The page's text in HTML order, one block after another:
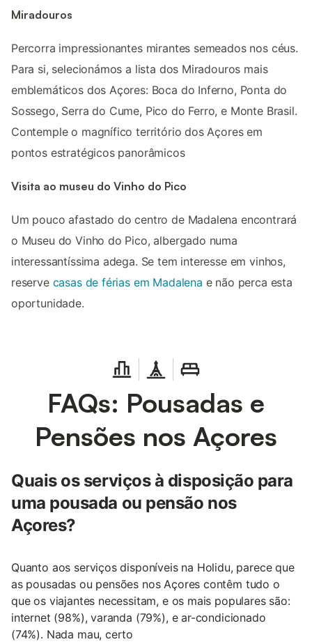
Miradouros
Percorra impressionantes mirantes semeados nos céus.
Para si, selecionámos a lista dos Miradouros mais
emblemáticos dos Açores: Boca do Inferno, Ponta do
Sossego, Serra do Cume, Pico do Ferro, e Monte Brasil.
Contemple o magnífico território dos Açores em
pontos estratégicos panorâmicos
Visita ao museu do Vinho do Pico
Um pouco afastado do centro de Madalena encontrará
o Museu do Vinho do Pico, albergado numa
interessantíssima adega. Se tem interesse em vinhos,
reserve casas de férias em Madalena e não perca esta
oportunidade.
FAQs: Pousadas e
Pensões nos Açores
Quais os serviços à disposição para
uma pousada ou pensão nos
Açores?
Quanto aos serviços disponíveis na Holidu, parece que
as pousadas ou pensões nos Açores contêm tudo o
que os viajantes necessitam, e os mais populares são:
internet (98%), varanda (79%), e ar-condicionado
(74%). Nada mau, certo